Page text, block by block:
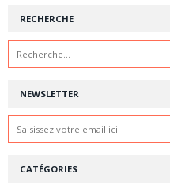
NEWSLETTER
RECHERCHE
CATÉGORIES